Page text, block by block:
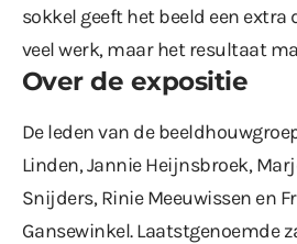
sokkel geeft het beeld een extra
veel werk, maar het resultaat
Over de expositie
De leden van de
Linden, Jannie Heijnsbroek,
Snijders, Rinie Meeuwissen en
Gansewinkel. Laatstgenoemde